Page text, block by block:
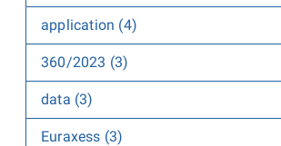
application (4)
360/2023 (3)
data (3)
Euraxess (3)